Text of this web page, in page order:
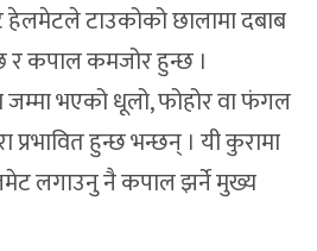
टाउकोको छालामा दबाब
र कपाल कमजोर हुन्छ ।
भएको धूलो, फोहोर वा फंगल
हुन्छ भन्छन् । यी कुरामा
लगाउनु नै कपाल झर्ने मुख्य